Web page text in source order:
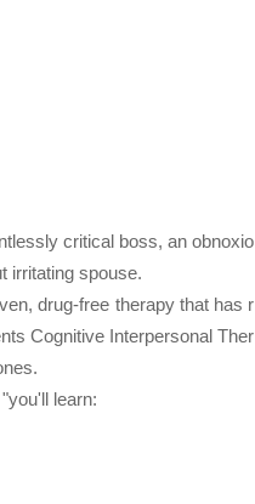
critical boss, an obnoxio
irritating spouse.
drug-free therapy that has r
Cognitive Interpersonal Ther
learn: